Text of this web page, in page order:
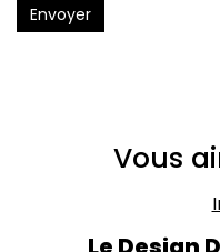
Envoyer
Vous